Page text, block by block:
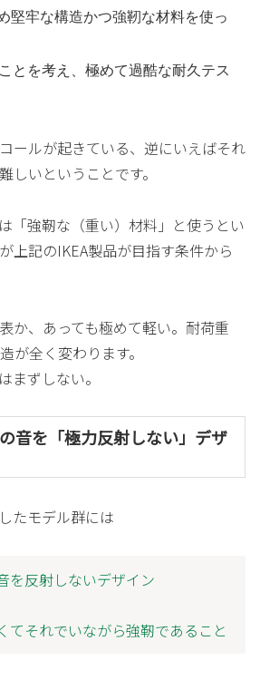
堅牢な構造かつ強靭な材料を使っ
とを考え、極めて過酷な耐久テス
ールが起きている、逆にいえばそれ
しいということです。
「強靭な（重い）材料」と使うとい
上記のIKEA製品が目指す条件から
か、あっても極めて軽い。耐荷重
が全く変わります。
まずしない。
音を「極力反射しない」デザ
たモデル群には
を反射しないデザイン
てそれでいながら強靭であること